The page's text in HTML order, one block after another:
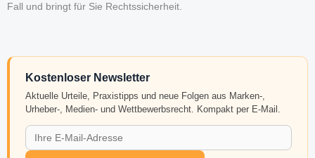
Fall und bringt für Sie Rechtssicherheit.
Kostenloser Newsletter
Aktuelle Urteile, Praxistipps und neue Folgen aus Marken-,
Urheber-, Medien- und Wettbewerbsrecht. Kompakt per E-Mail.